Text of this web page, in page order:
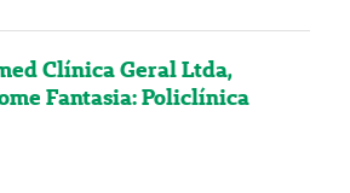
Clínica Geral Ltda,
Fantasia: Policlínica